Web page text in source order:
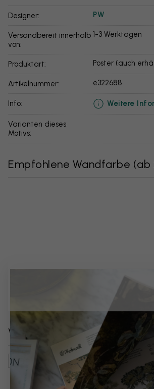
Designer: PW
Versandbereit innerhalb
von:
1-3 Werktagen
Produktart: Poster (auch
Artikelnummer: e322688
info: Weitere
Varianten dieses
Motivs:
Empfohlene Wandfarbe (ab
Verwandte Kategorien
Wohnzimmer Natur Blumen